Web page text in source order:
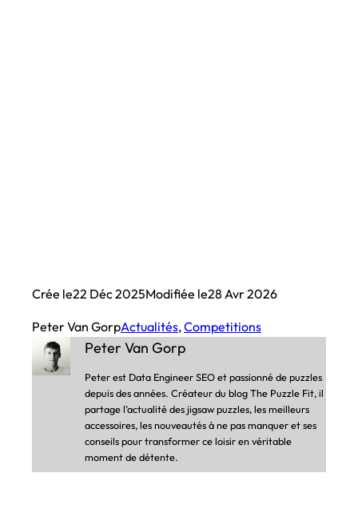
Crée le22 Déc 2025Modifiée le28 Avr 2026
Peter Van GorpActualités, Competitions
Peter Van Gorp
Peter est Data Engineer SEO et passionné de puzzles
depuis des années. Créateur du blog The Puzzle Fit, il
partage l’actualité des jigsaw puzzles, les meilleurs
accessoires, les nouveautés à ne pas manquer et ses
conseils pour transformer ce loisir en véritable
moment de détente.